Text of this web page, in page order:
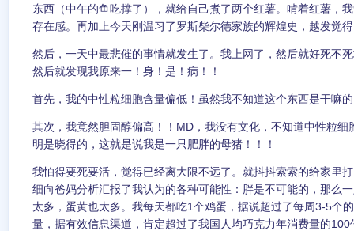
东西（中午的鱼吃撑了），就给自己煮了两个红薯。啃着红薯，
存在感。再加上今天刚温习了罗斯柴尔德家族的辉煌史，越发觉
然后，一天中最悲催的事情就发生了。我上网了，然后就好死不
然后就发现我原来一！身！是！病！！
首先，我的中性粒细胞含量偏低！虽然我不知道这个东西是干嘛
其次，我竟然胆固醇偏高！！MD，我没有文化，不知道中性粒细
明是晓得的，这就是说我是一只肥胖的母猪！！！
我怕得要死要活，觉得已经离大限不远了。就抖抖索索的给家里
细向爸妈分析汇报了我认为的各种可能性：胖是不可能的，那么
太多，蛋黄也太多。我每天都吃1个鸡蛋，据说超过了每周3-5个
量，据有效信息渠道，肯定超过了我国人均巧克力年消费量的